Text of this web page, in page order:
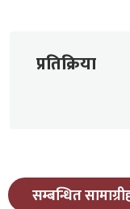
प्रतिक्रिया
सम्बन्धित